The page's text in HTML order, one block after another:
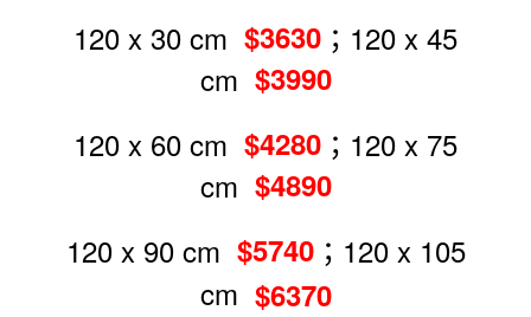
120 x 30 cm $3630 ；120 x 45
cm $3990
120 x 60 cm $4280 ；120 x 75
cm $4890
120 x 90 cm $5740；120 x 105
cm $6370